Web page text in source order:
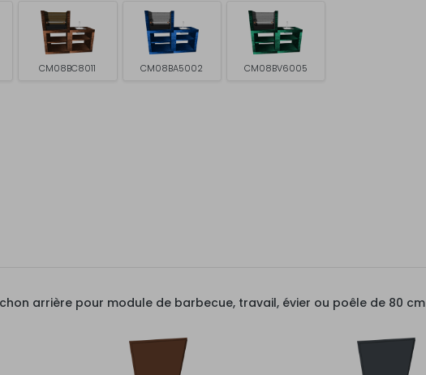
CM08BC8011 CM08BA5002 CM08BV6005
arrière pour module de barbecue, travail, évier ou poêle de 80 cm